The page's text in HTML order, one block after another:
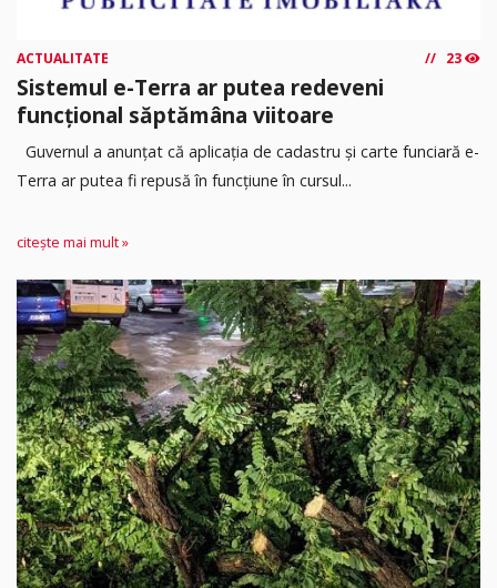
ACTUALITATE 23
Sistemul e-Terra ar putea redeveni
funcțional săptămâna viitoare
Guvernul a anunțat că aplicația de cadastru și carte funciară e-
Terra ar putea fi repusă în funcțiune în cursul...
citește mai mult »